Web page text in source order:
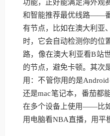
功能，正好能满足海外观
和智能推荐最优线路——
有节点，比如在澳大利亚
时，它会自动检测你的位
路，像在澳大利亚看B站
的节点，避免卡顿。其次
用：不管你用的是
还是mac笔记本，番茄都
在多个设备上使用——比
用电脑看NBA直播，用平